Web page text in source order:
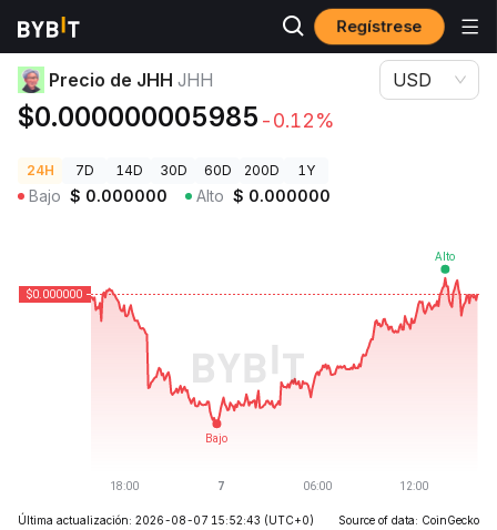
Regístrese
Precios de Criptomonedas Precio de JHH JHH
Precio de JHH JHH
$0.000000005985 -0.12%
USD
24H 7D 14D 30D 60D 200D 1Y
Bajo $ 0.000000 Alto $ 0.000000
Última actualización: 2026-08-07 15:52:43 (UTC+0) Source of data: CoinGecko